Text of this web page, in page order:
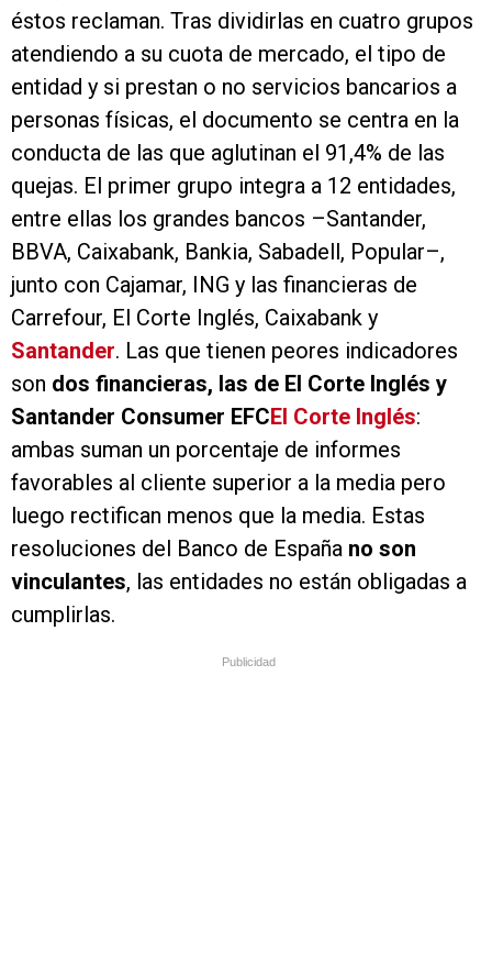
éstos reclaman. Tras dividirlas en cuatro grupos
atendiendo a su cuota de mercado, el tipo de
entidad y si prestan o no servicios bancarios a
personas físicas, el documento se centra en la
conducta de las que aglutinan el 91,4% de las
quejas. El primer grupo integra a 12 entidades,
entre ellas los grandes bancos –Santander,
BBVA, Caixabank, Bankia, Sabadell, Popular–,
junto con Cajamar, ING y las financieras de
Carrefour, El Corte Inglés, Caixabank y
Santander. Las que tienen peores indicadores
son dos financieras, las de El Corte Inglés y
Santander Consumer EFCEl Corte Inglés:
ambas suman un porcentaje de informes
favorables al cliente superior a la media pero
luego rectifican menos que la media. Estas
resoluciones del Banco de España no son
vinculantes, las entidades no están obligadas a
cumplirlas.
Publicidad